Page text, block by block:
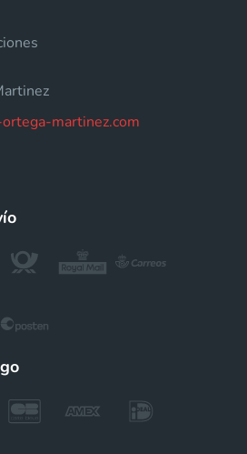
martinez.com